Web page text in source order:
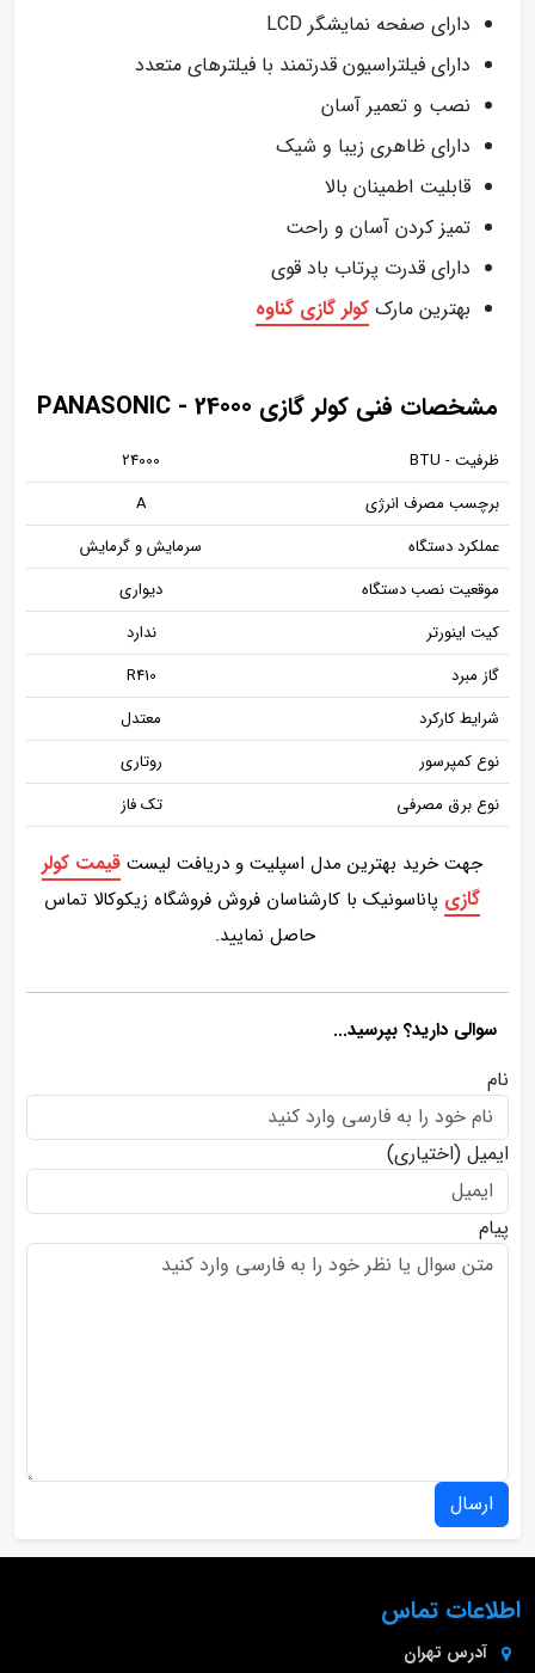
دارای صفحه نمایشگر LCD
دارای فیلتراسیون قدرتمند با فیلترهای متعدد
نصب و تعمیر آسان
دارای ظاهری زیبا و شیک
قابلیت اطمینان بالا
تمیز کردن آسان و راحت
دارای قدرت پرتاب باد قوی
بهترین مارک کولر گازی گناوه
مشخصات فنی کولر گازی PANASONIC - 24000
ظرفیت - BTU
24000
برچسب مصرف انرژی
A
عملکرد دستگاه
سرمایش و گرمایش
موقعیت نصب دستگاه
دیواری
کیت اینورتر
ندارد
گاز مبرد
R410
شرایط کارکرد
معتدل
نوع کمپرسور
روتاری
نوع برق مصرفی
تک فاز
جهت خرید بهترین مدل اسپلیت و دریافت لیستقیمت کولر
گازی پاناسونیک با کارشناسان فروش فروشگاه زیکوکالا تماس
حاصل نمایید.
سوالی دارید؟ بپرسید...
نام
ایمیل (اختیاری)
پیام
ارسال
اطلاعات تماس
آدرس تهران